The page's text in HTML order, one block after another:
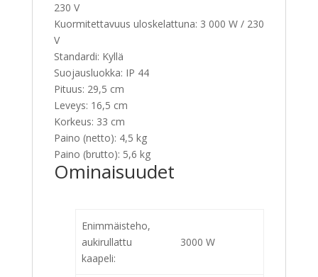
230 V
Kuormitettavuus uloskelattuna: 3 000 W / 230
V
Standardi: Kyllä
Suojausluokka: IP 44
Pituus: 29,5 cm
Leveys: 16,5 cm
Korkeus: 33 cm
Paino (netto): 4,5 kg
Paino (brutto): 5,6 kg
Ominaisuudet
Enimmäisteho,
aukirullattu
kaapeli:
3000 W